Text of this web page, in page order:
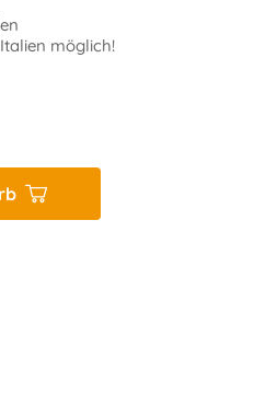
möglich!